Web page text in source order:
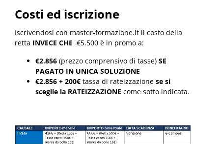
Costi ed iscrizione
Iscrivendosi con master-formazione.it il costo della
retta INVECE CHE €5.500 è in promo a:
€2.856 (prezzo comprensivo di tasse) SE
PAGATO IN UNICA SOLUZIONE
€2.856 + 200€ tassa di rateizzazione se si
sceglie la RATEIZZAZIONE come sotto indicata.